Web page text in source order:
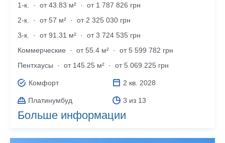
1-к.
· от 43.83 м² ·
от 1 787 826 грн
2-к.
· от 57 м² ·
от 2 325 030 грн
3-к.
· от 91.31 м² ·
от 3 724 535 грн
Коммерческие
· от 55.4 м² ·
от 5 599 782 грн
Пентхаусы
· от 145.25 м² · от 5 069 225 грн
Комфорт 2 кв. 2028
Платинумбуд 3 из 13
Больше информации